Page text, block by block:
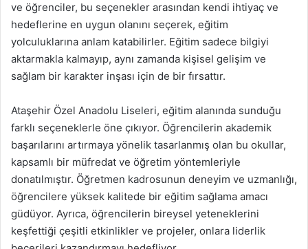
ve öğrenciler, bu seçenekler arasından kendi ihtiyaç ve
hedeflerine en uygun olanını seçerek, eğitim
yolculuklarına anlam katabilirler. Eğitim sadece bilgiyi
aktarmakla kalmayıp, aynı zamanda kişisel gelişim ve
sağlam bir karakter inşası için de bir fırsattır.
Ataşehir Özel Anadolu Liseleri, eğitim alanında sunduğu
farklı seçeneklerle öne çıkıyor. Öğrencilerin akademik
başarılarını artırmaya yönelik tasarlanmış olan bu okullar,
kapsamlı bir müfredat ve öğretim yöntemleriyle
donatılmıştır. Öğretmen kadrosunun deneyim ve uzmanlığı,
öğrencilere yüksek kalitede bir eğitim sağlama amacı
güdüyor. Ayrıca, öğrencilerin bireysel yeteneklerini
keşfettiği çeşitli etkinlikler ve projeler, onlara liderlik